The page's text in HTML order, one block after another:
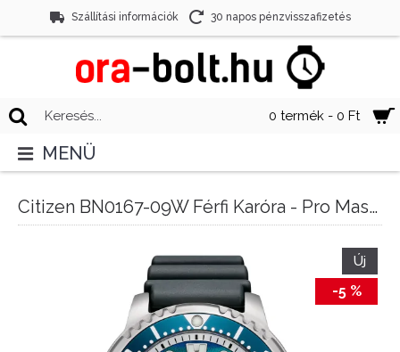
Szállítási információk 30 napos pénzvisszafizetés
0 termék - 0 Ft
MENÜ
Citizen BN0167-09W Férfi Karóra - Pro Master Dive
Új
-5 %